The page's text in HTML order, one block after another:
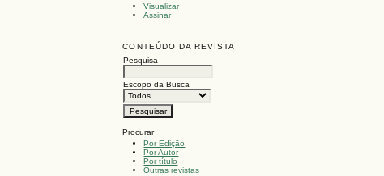
Visualizar
Assinar
CONTEÚDO DA REVISTA
Pesquisa
Escopo da Busca
Procurar
Por Edição
Por Autor
Por título
Outras revistas